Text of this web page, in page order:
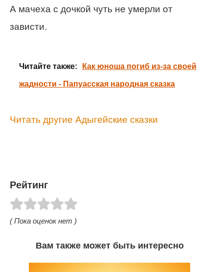
А мачеха с дочкой чуть не умерли от
зависти.
Читайте также: Как юноша погиб из-за своей
жадности - Папуасская народная сказка
Читать другие Адыгейские сказки
Рейтинг
( Пока оценок нет )
Вам также может быть интересно